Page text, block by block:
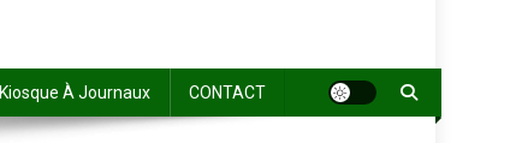
Kiosque À Journaux CONTACT